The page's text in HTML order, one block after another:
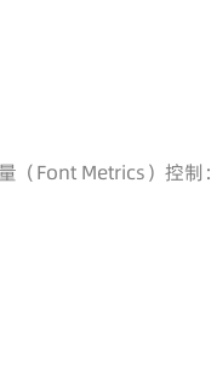
（Font Metrics）控制：